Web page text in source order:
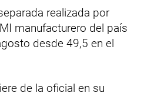
realizada por
manufacturero del país
desde 49,5 en el
de la oficial en su